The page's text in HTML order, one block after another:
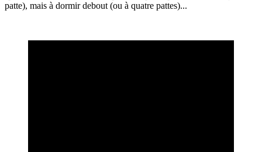
patte), mais à dormir debout (ou à quatre pattes)...